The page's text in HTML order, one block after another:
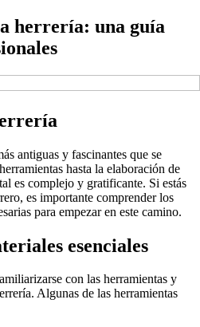
herrería: una guía
antiguas y fascinantes que se
hasta la elaboración de
es complejo y gratificante. Si estás
es importante comprender los
para empezar en este camino.
esenciales
con las herramientas y
Algunas de las herramientas